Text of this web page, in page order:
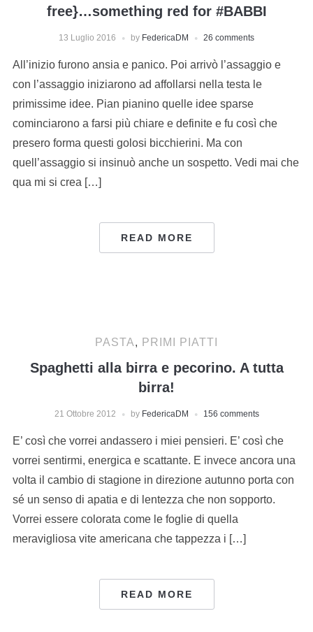
free}…something red for #BABBI
13 Luglio 2016 by FedericaDM 26 comments
All’inizio furono ansia e panico. Poi arrivò l’assaggio e
con l’assaggio iniziarono ad affollarsi nella testa le
primissime idee. Pian pianino quelle idee sparse
cominciarono a farsi più chiare e definite e fu così che
presero forma questi golosi bicchierini. Ma con
quell’assaggio si insinuò anche un sospetto. Vedi mai che
qua mi si crea […]
READ MORE
PASTA, PRIMI PIATTI
Spaghetti alla birra e pecorino. A tutta
birra!
21 Ottobre 2012 by FedericaDM 156 comments
E’ così che vorrei andassero i miei pensieri. E’ così che
vorrei sentirmi, energica e scattante. E invece ancora una
volta il cambio di stagione in direzione autunno porta con
sé un senso di apatia e di lentezza che non sopporto.
Vorrei essere colorata come le foglie di quella
meravigliosa vite americana che tappezza i […]
READ MORE